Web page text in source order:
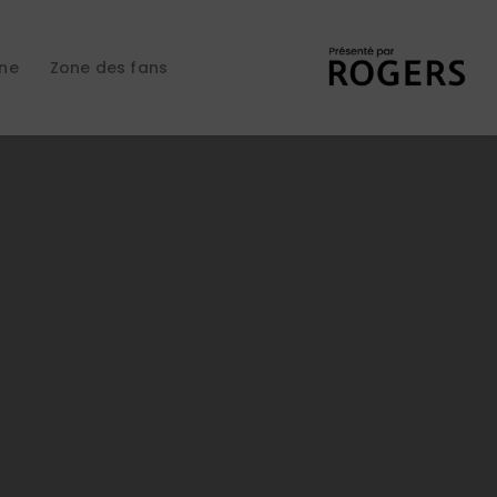
Zone des fans